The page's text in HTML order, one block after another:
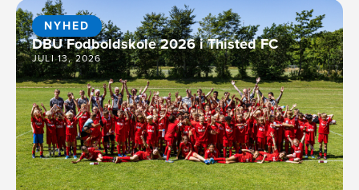
NYHED
DBU Fodboldskole 2026 i Thisted FC
JULI 13, 2026